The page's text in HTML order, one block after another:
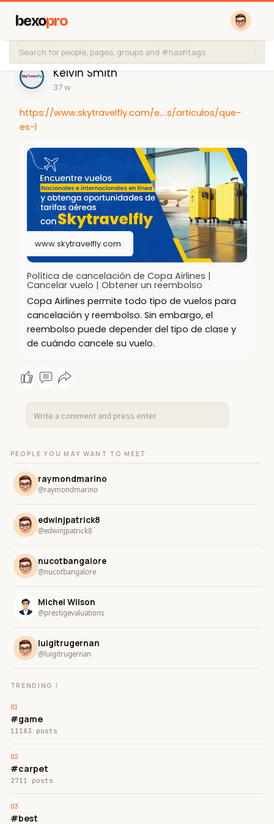
bexopro
Kelvin Smith
37 w
https://www.skytravelfly.com/e....s/articulos/que-
es-l
www.skytravelfly.com
Política de cancelación de Copa Airlines |
Cancelar vuelo | Obtener un reembolso
Copa Airlines permite todo tipo de vuelos para
cancelación y reembolso. Sin embargo, el
reembolso puede depender del tipo de clase y
de cuándo cancele su vuelo.
PEOPLE YOU MAY WANT TO MEET
raymondmarino
@raymondmarino
edwinjpatrick8
@edwinjpatrick8
nucotbangalore
@nucotbangalore
Michel Wilson
@prestigevaluations
luigitrugernan
@luigitrugernan
TRENDING !
#game
11183 posts
#carpet
2711 posts
#best